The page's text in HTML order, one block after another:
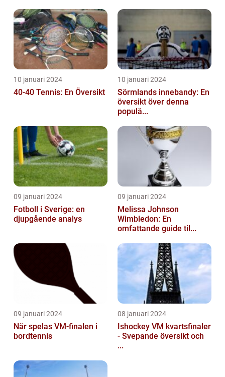
10 januari 2024
40-40 Tennis: En Översikt
10 januari 2024
Sörmlands innebandy: En
översikt över denna
populä...
09 januari 2024
Fotboll i Sverige: en
djupgående analys
09 januari 2024
Melissa Johnson
Wimbledon: En
omfattande guide til...
09 januari 2024
När spelas VM-finalen i
bordtennis
08 januari 2024
Ishockey VM kvartsfinaler
- Svepande översikt och
...